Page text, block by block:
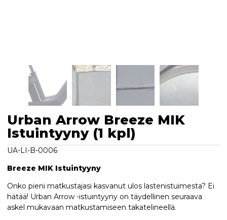
Urban Arrow Breeze MIK
Istuintyyny (1 kpl)
UA-LI-B-0006
Breeze MIK Istuintyyny
Onko pieni matkustajasi kasvanut ulos lastenistuimesta? Ei
hätää! Urban Arrow -istuintyyny on täydellinen seuraava
askel mukavaan matkustamiseen takatelineellä.